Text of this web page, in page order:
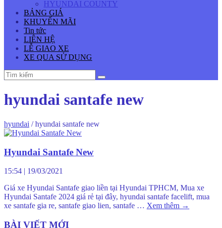
HYUNDAI COUNTY
BẢNG GIÁ
KHUYẾN MÃI
Tin tức
LIÊN HỆ
LỄ GIAO XE
XE QUA SỬ DỤNG
hyundai santafe new
hyundai /hyundai santafe new
Hyundai Santafe New
15:54 | 19/03/2021
Giá xe Hyundai Santafe giao liền tại Hyundai TPHCM, Mua xe
Hyundai Santafe 2024 giá rẻ tại đây, hyundai santafe facelift, mua
xe santafe gia re, santafe giao lien, santafe … Xem thêm →
BÀI VIẾT MỚI